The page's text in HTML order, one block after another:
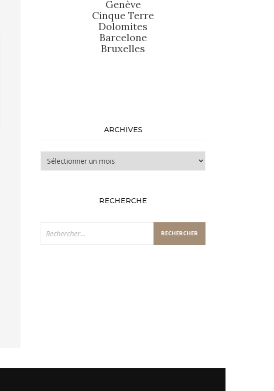
Genève
Cinque Terre
Dolomites
Barcelone
Bruxelles
ARCHIVES
Archives
RECHERCHE